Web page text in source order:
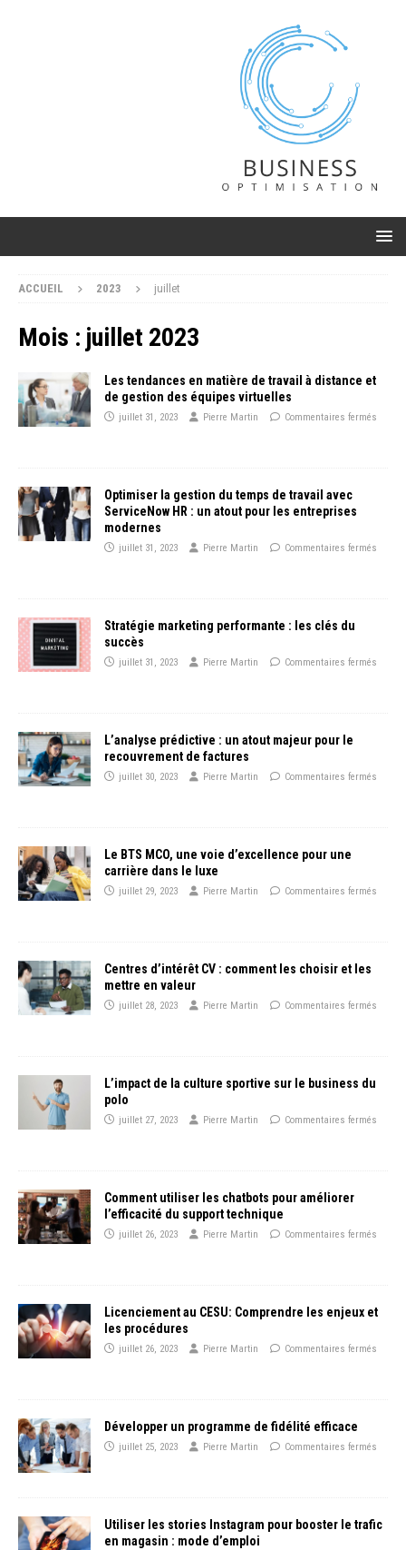
ACCUEIL 2023 juillet
Mois : juillet 2023
Les tendances en matière de travail à distance et
de gestion des équipes virtuelles
juillet 31, 2023 Pierre Martin Commentaires fermés
Optimiser la gestion du temps de travail avec
ServiceNow HR : un atout pour les entreprises
modernes
juillet 31, 2023 Pierre Martin Commentaires fermés
Stratégie marketing performante : les clés du
succès
juillet 31, 2023 Pierre Martin Commentaires fermés
L’analyse prédictive : un atout majeur pour le
recouvrement de factures
juillet 30, 2023 Pierre Martin Commentaires fermés
Le BTS MCO, une voie d’excellence pour une
carrière dans le luxe
juillet 29, 2023 Pierre Martin Commentaires fermés
Centres d’intérêt CV : comment les choisir et les
mettre en valeur
juillet 28, 2023 Pierre Martin Commentaires fermés
L’impact de la culture sportive sur le business du
polo
juillet 27, 2023 Pierre Martin Commentaires fermés
Comment utiliser les chatbots pour améliorer
l’efficacité du support technique
juillet 26, 2023 Pierre Martin Commentaires fermés
Licenciement au CESU: Comprendre les enjeux et
les procédures
juillet 26, 2023 Pierre Martin Commentaires fermés
Développer un programme de fidélité efficace
juillet 25, 2023 Pierre Martin Commentaires fermés
Utiliser les stories Instagram pour booster le trafic
en magasin : mode d’emploi